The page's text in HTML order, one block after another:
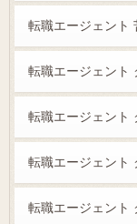
転職エージェント
転職エージェント
転職エージェント
転職エージェント
転職エージェント